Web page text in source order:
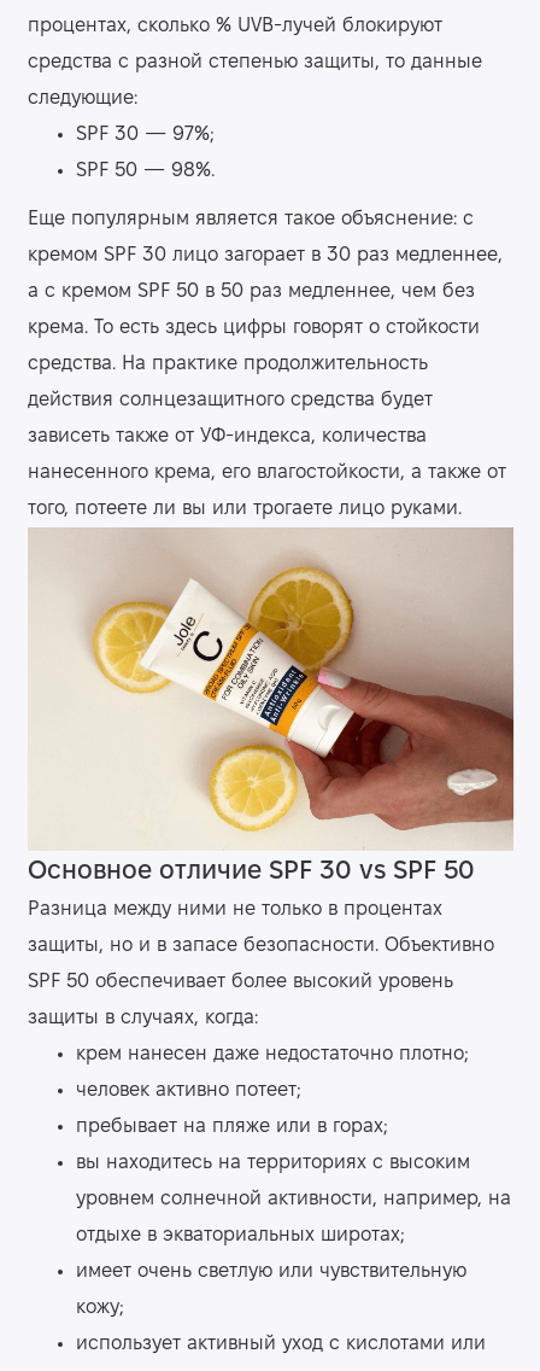
процентах, сколько % UVB-лучей блокируют
средства с разной степенью защиты, то данные
следующие:
SPF 30 — 97%;
SPF 50 — 98%.
Еще популярным является такое объяснение: с
кремом SPF 30 лицо загорает в 30 раз медленнее,
а с кремом SPF 50 в 50 раз медленнее, чем без
крема. То есть здесь цифры говорят о стойкости
средства. На практике продолжительность
действия солнцезащитного средства будет
зависеть также от УФ-индекса, количества
нанесенного крема, его влагостойкости, а также от
того, потеете ли вы или трогаете лицо руками.
Основное отличие SPF 30 vs SPF 50
Разница между ними не только в процентах
защиты, но и в запасе безопасности. Объективно
SPF 50 обеспечивает более высокий уровень
защиты в случаях, когда:
крем нанесен даже недостаточно плотно;
человек активно потеет;
пребывает на пляже или в горах;
вы находитесь на территориях с высоким
уровнем солнечной активности, например, на
отдыхе в экваториальных широтах;
имеет очень светлую или чувствительную
кожу;
использует активный уход с кислотами или